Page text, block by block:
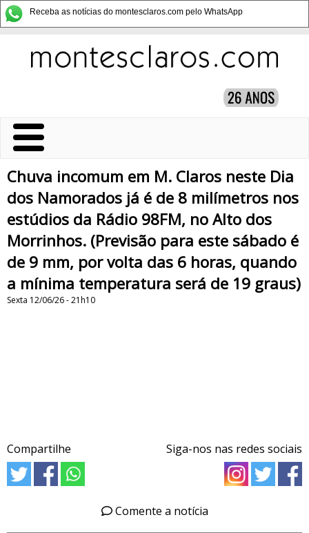
Receba as notícias do montesclaros.com pelo WhatsApp
Chuva incomum em M. Claros neste Dia
dos Namorados já é de 8 milímetros nos
estúdios da Rádio 98FM, no Alto dos
Morrinhos. (Previsão para este sábado é
de 9 mm, por volta das 6 horas, quando
a mínima temperatura será de 19 graus)
Sexta 12/06/26 - 21h10
Compartilhe Siga-nos nas redes sociais
Comente a notícia